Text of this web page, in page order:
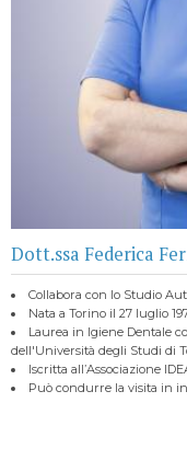
Dott.ssa Federica
Collabora con lo Studio
Nata a Torino il 27 luglio
Laurea in Igiene Dentale
dell'Università degli Studi di
Iscritta all’Associazione
Può condurre la visita in